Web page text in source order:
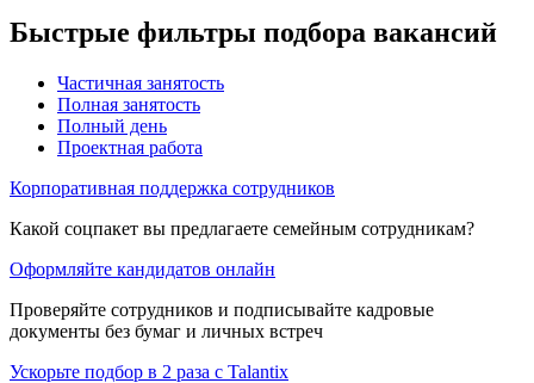
Быстрые фильтры подбора вакансий
Частичная занятость
Полная занятость
Полный день
Проектная работа
Корпоративная поддержка сотрудников
Какой соцпакет вы предлагаете семейным сотрудникам?
Оформляйте кандидатов онлайн
Проверяйте сотрудников и подписывайте кадровые
документы без бумаг и личных встреч
Ускорьте подбор в 2 раза с Talantix